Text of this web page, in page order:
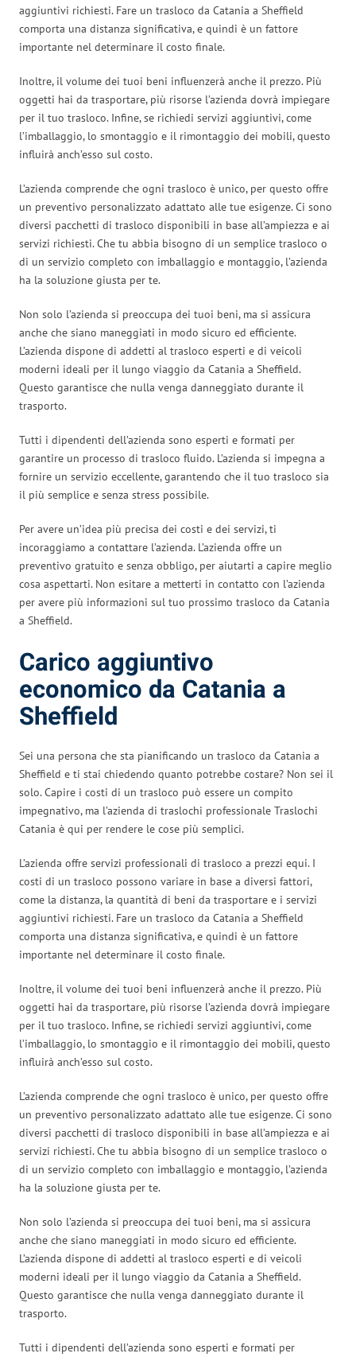
aggiuntivi richiesti. Fare un trasloco da Catania a Sheffield
comporta una distanza significativa, e quindi è un fattore
importante nel determinare il costo finale.
Inoltre, il volume dei tuoi beni influenzerà anche il prezzo. Più
oggetti hai da trasportare, più risorse l’azienda dovrà impiegare
per il tuo trasloco. Infine, se richiedi servizi aggiuntivi, come
l’imballaggio, lo smontaggio e il rimontaggio dei mobili, questo
influirà anch’esso sul costo.
L’azienda comprende che ogni trasloco è unico, per questo offre
un preventivo personalizzato adattato alle tue esigenze. Ci sono
diversi pacchetti di trasloco disponibili in base all’ampiezza e ai
servizi richiesti. Che tu abbia bisogno di un semplice trasloco o
di un servizio completo con imballaggio e montaggio, l’azienda
ha la soluzione giusta per te.
Non solo l’azienda si preoccupa dei tuoi beni, ma si assicura
anche che siano maneggiati in modo sicuro ed efficiente.
L’azienda dispone di addetti al trasloco esperti e di veicoli
moderni ideali per il lungo viaggio da Catania a Sheffield.
Questo garantisce che nulla venga danneggiato durante il
trasporto.
Tutti i dipendenti dell’azienda sono esperti e formati per
garantire un processo di trasloco fluido. L’azienda si impegna a
fornire un servizio eccellente, garantendo che il tuo trasloco sia
il più semplice e senza stress possibile.
Per avere un’idea più precisa dei costi e dei servizi, ti
incoraggiamo a contattare l’azienda. L’azienda offre un
preventivo gratuito e senza obbligo, per aiutarti a capire meglio
cosa aspettarti. Non esitare a metterti in contatto con l’azienda
per avere più informazioni sul tuo prossimo trasloco da Catania
a Sheffield.
Carico aggiuntivo
economico da Catania a
Sheffield
Sei una persona che sta pianificando un trasloco da Catania a
Sheffield e ti stai chiedendo quanto potrebbe costare? Non sei il
solo. Capire i costi di un trasloco può essere un compito
impegnativo, ma l’azienda di traslochi professionale Traslochi
Catania è qui per rendere le cose più semplici.
L’azienda offre servizi professionali di trasloco a prezzi equi. I
costi di un trasloco possono variare in base a diversi fattori,
come la distanza, la quantità di beni da trasportare e i servizi
aggiuntivi richiesti. Fare un trasloco da Catania a Sheffield
comporta una distanza significativa, e quindi è un fattore
importante nel determinare il costo finale.
Inoltre, il volume dei tuoi beni influenzerà anche il prezzo. Più
oggetti hai da trasportare, più risorse l’azienda dovrà impiegare
per il tuo trasloco. Infine, se richiedi servizi aggiuntivi, come
l’imballaggio, lo smontaggio e il rimontaggio dei mobili, questo
influirà anch’esso sul costo.
L’azienda comprende che ogni trasloco è unico, per questo offre
un preventivo personalizzato adattato alle tue esigenze. Ci sono
diversi pacchetti di trasloco disponibili in base all’ampiezza e ai
servizi richiesti. Che tu abbia bisogno di un semplice trasloco o
di un servizio completo con imballaggio e montaggio, l’azienda
ha la soluzione giusta per te.
Non solo l’azienda si preoccupa dei tuoi beni, ma si assicura
anche che siano maneggiati in modo sicuro ed efficiente.
L’azienda dispone di addetti al trasloco esperti e di veicoli
moderni ideali per il lungo viaggio da Catania a Sheffield.
Questo garantisce che nulla venga danneggiato durante il
trasporto.
Tutti i dipendenti dell’azienda sono esperti e formati per